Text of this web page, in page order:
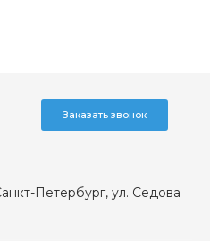
Заказать звонок
Петербург, ул. Седова